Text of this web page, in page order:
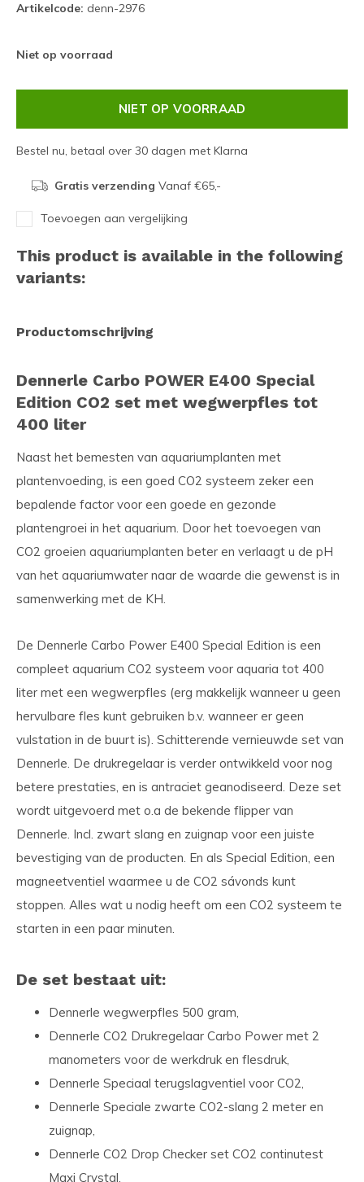
Artikelcode: denn-2976
Niet op voorraad
NIET OP VOORRAAD
Bestel nu, betaal over 30 dagen met Klarna
Gratis verzending Vanaf €65,-
Toevoegen aan vergelijking
This product is available in the following
variants:
Productomschrijving
Dennerle Carbo POWER E400 Special
Edition CO2 set met wegwerpfles tot
400 liter
Naast het bemesten van aquariumplanten met
plantenvoeding, is een goed CO2 systeem zeker een
bepalende factor voor een goede en gezonde
plantengroei in het aquarium. Door het toevoegen van
CO2 groeien aquariumplanten beter en verlaagt u de pH
van het aquariumwater naar de waarde die gewenst is in
samenwerking met de KH.
De Dennerle Carbo Power E400 Special Edition is een
compleet aquarium CO2 systeem voor aquaria tot 400
liter met een wegwerpfles (erg makkelijk wanneer u geen
hervulbare fles kunt gebruiken b.v. wanneer er geen
vulstation in de buurt is). Schitterende vernieuwde set van
Dennerle. De drukregelaar is verder ontwikkeld voor nog
betere prestaties, en is antraciet geanodiseerd. Deze set
wordt uitgevoerd met o.a de bekende flipper van
Dennerle. Incl. zwart slang en zuignap voor een juiste
bevestiging van de producten. En als Special Edition, een
magneetventiel waarmee u de CO2 sávonds kunt
stoppen. Alles wat u nodig heeft om een CO2 systeem te
starten in een paar minuten.
De set bestaat uit:
Dennerle wegwerpfles 500 gram,
Dennerle CO2 Drukregelaar Carbo Power met 2
manometers voor de werkdruk en flesdruk,
Dennerle Speciaal terugslagventiel voor CO2,
Dennerle Speciale zwarte CO2-slang 2 meter en
zuignap,
Dennerle CO2 Drop Checker set CO2 continutest
Maxi Crystal,